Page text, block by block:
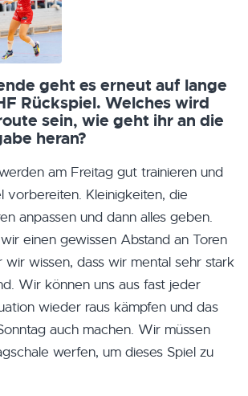
geht es erneut auf lange
Rückspiel. Welches wird
sein, wie geht ihr an die
heran?
am Freitag gut trainieren und
vorbereiten. Kleinigkeiten, die
anpassen und dann alles geben.
einen gewissen Abstand an Toren
wir wissen, dass wir mental sehr stark
Wir können uns aus fast jeder
wieder raus kämpfen und das
auch machen. Wir müssen
werfen, um dieses Spiel zu